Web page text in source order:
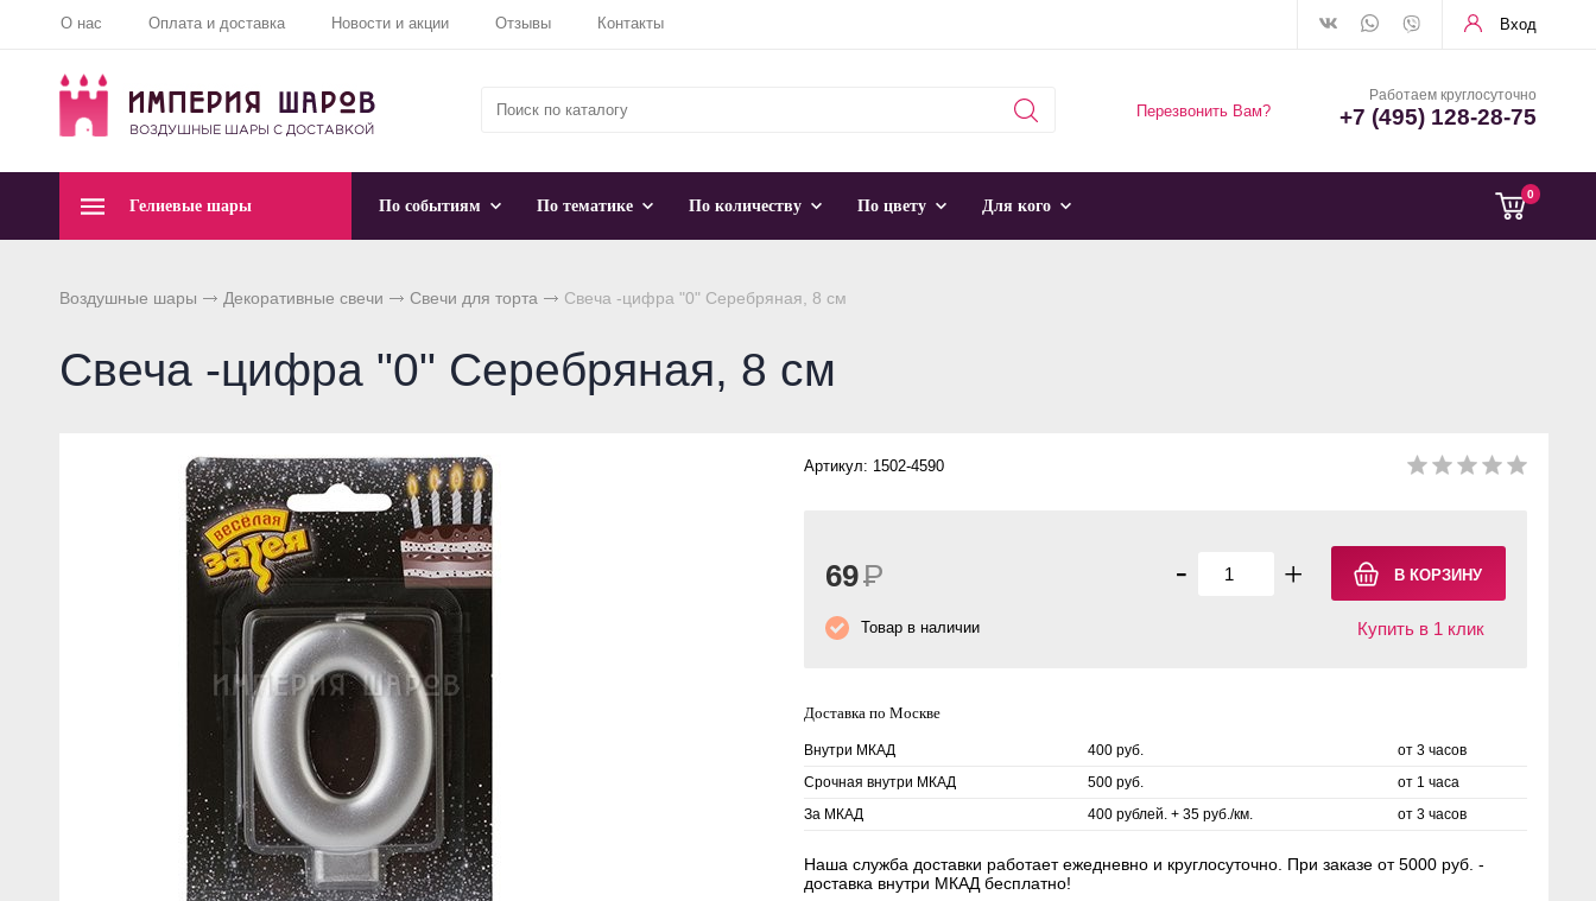
О нас Оплата и доставка Новости и акции Отзывы Контакты Вход
Перезвонить Вам?
Работаем круглосуточно
+7 (495) 128-28-75
0
Гелиевые шары По событиям По тематике По количеству По цвету Для кого
Воздушные шары Декоративные свечи Свечи для торта Свеча -цифра "0" Серебряная, 8 см
Свеча -цифра "0" Серебряная, 8 см
Артикул: 1502-4590
- +
Купить в 1 клик
69Р
Товар в наличии
Доставка по Москве
Внутри МКАД 400 руб.
от 3 часов
Срочная внутри МКАД
500 руб.
от 1 часа
За МКАД
400 рублей. + 35 руб./км. от 3 часов
Наша служба доставки работает ежедневно и круглосуточно. При заказе от 5000 руб. -
доставка внутри МКАД бесплатно!